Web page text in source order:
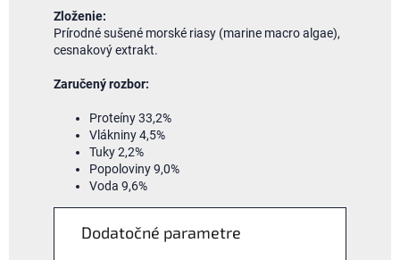
Zloženie:
Prírodné sušené morské riasy (marine macro algae),
cesnakový extrakt.
Zaručený rozbor:
Proteíny 33,2%
Vlákniny 4,5%
Tuky 2,2%
Popoloviny 9,0%
Voda 9,6%
Dodatočné parametre